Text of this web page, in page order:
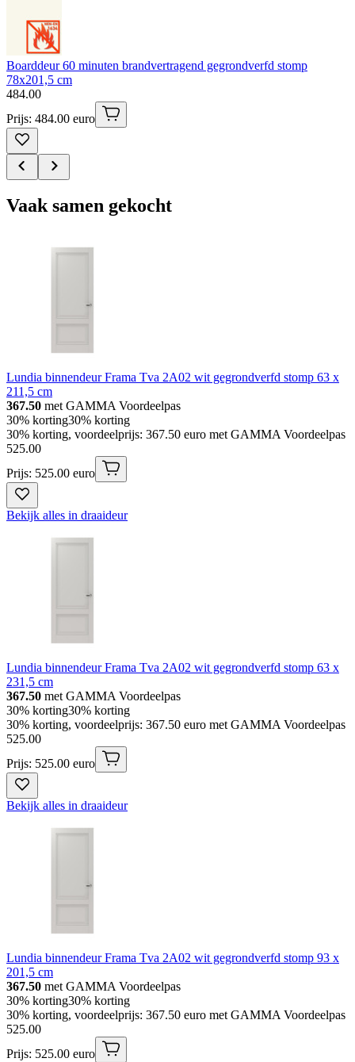
Boarddeur 60 minuten brandvertragend gegrondverfd stomp
78x201,5 cm
484.00
Prijs: 484.00 euro
Vaak samen gekocht
Lundia binnendeur Frama Tva 2A02 wit gegrondverfd stomp 63 x
211,5 cm
367.50 met GAMMA Voordeelpas
30% korting30% korting
30% korting, voordeelprijs: 367.50 euro met GAMMA Voordeelpas
525.00
Prijs: 525.00 euro
Bekijk alles in draaideur
Lundia binnendeur Frama Tva 2A02 wit gegrondverfd stomp 63 x
231,5 cm
367.50 met GAMMA Voordeelpas
30% korting30% korting
30% korting, voordeelprijs: 367.50 euro met GAMMA Voordeelpas
525.00
Prijs: 525.00 euro
Bekijk alles in draaideur
Lundia binnendeur Frama Tva 2A02 wit gegrondverfd stomp 93 x
201,5 cm
367.50 met GAMMA Voordeelpas
30% korting30% korting
30% korting, voordeelprijs: 367.50 euro met GAMMA Voordeelpas
525.00
Prijs: 525.00 euro